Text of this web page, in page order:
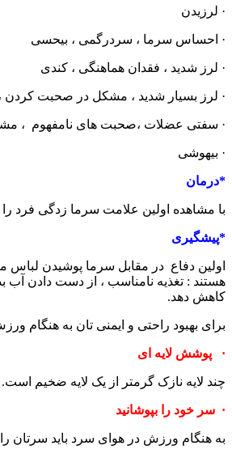
· لرزیدن
· احساس سرما ، سردرگمی ، بیحسی
· لرز شدید ، فقدان هماهنگی ، کندی
· لرز بسیار شدید ، مشکل در صحبت کردن
· سفتی عضلات ،صحبت های نامفهوم ،
· بیهوشی
*درمان
با مشاهده اولین علامت سرما زدگی فرد را
*پیشگیری
اولین دفاع در مقابل سرما پوشیدن لباس
هستند : تغذیه نامناسب ، از دست دادن آب
کاهش دهد.
برای بهبود راحتی و ایمنی تان به هنگام
· پوشش لایه ای
چند لایه نازک گرمتر از یک لایه ضخیم
· سر خود را بپوشانید
به هنگام ورزش در هوای سرد باید سرتان را بپوشانید ، چون